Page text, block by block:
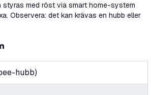
styras med röst via smart home-system
Observera: det kan krävas en hubb eller
hubb)